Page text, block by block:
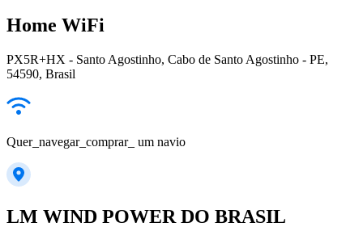
Home WiFi
PX5R+HX - Santo Agostinho, Cabo de Santo Agostinho - PE,
54590, Brasil
Quer_navegar_comprar_ um navio
LM WIND POWER DO BRASIL